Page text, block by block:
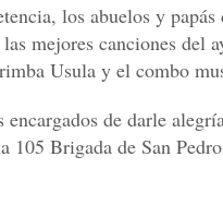
los abuelos y
mejores canciones del
Usula y el combo
de darle
105 Brigada de San